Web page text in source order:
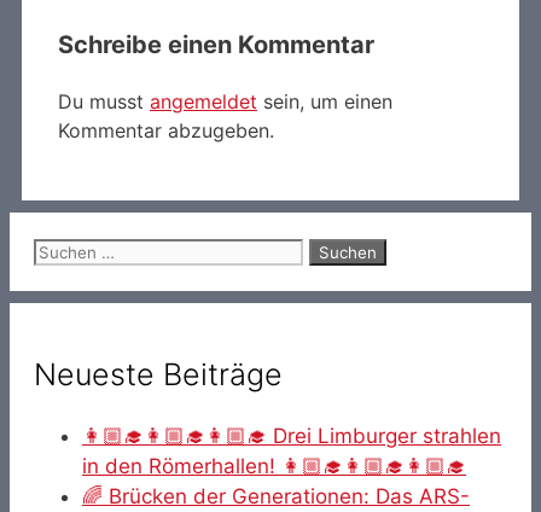
Schreibe einen Kommentar
Du musst angemeldet sein, um einen
Kommentar abzugeben.
Suche
Neueste Beiträge
👩🏼‍🎓👩🏼‍🎓👩🏼‍🎓 Drei Limburger strahlen
in den Römerhallen! 👩🏼‍🎓👩🏼‍🎓👩🏼‍🎓
🌈 Brücken der Generationen: Das ARS-